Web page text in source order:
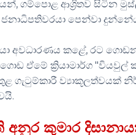
ගම්පොළ ආශ්‍රිතව සිටින
පෙන්වා
අවධාරණය කළේ, රට
ඒමේ ක්‍රියාමාර්ග
ගැටුම්කාරී
අනුර කුමාර